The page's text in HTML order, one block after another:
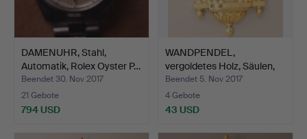
DAMENUHR, Stahl,
Automatik, Rolex Oyster P…
Beendet 30. Nov 2017
21 Gebote
794 USD
WANDPENDEL,
vergoldetes Holz, Säulen,
Spie…
Beendet 5. Nov 2017
4 Gebote
43 USD